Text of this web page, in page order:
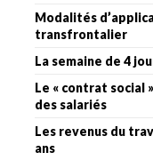
Modalités
transfrontalier
La semaine de 4
Le « contrat social
des salariés
Les revenus du
ans